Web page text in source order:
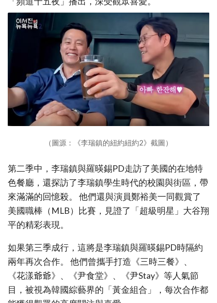
（圖源：《李瑞鎮的紐約紐約2》截圖）
第二季中，李瑞鎮與羅暎錫PD走訪了美國的在地特
色餐廳，還探訪了李瑞鎮學生時代的校園與街區，帶
來滿滿的回憶殺。 他們還與演員鄭裕美一同觀賞了
美國職棒（MLB）比賽，見證了「超級明星」大谷翔
平的精彩表現。
如果第三季成行，這將是李瑞鎮與羅暎錫PD時隔約
兩年再次合作。 他們曾攜手打造《三時三餐》、
《花漾爺爺》、《尹食堂》、《尹Stay》等人氣節
目，被視為韓國綜藝界的「黃金組合」，每次合作都